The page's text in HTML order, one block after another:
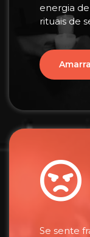
energia
rituais de
Se sente